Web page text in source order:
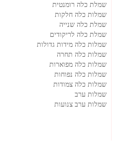
שמלת כלה רומנטית
שמלות כלה חלקות
שמלת כלה שנייה
שמלת כלה לריקודים
שמלות כלה מידות גדולות
שמלות כלה תחרה
שמלות כלה מפוארות
שמלות כלה נפוחות
שמלות כלה צמודות
שמלות ערב
שמלות ערב צנועות